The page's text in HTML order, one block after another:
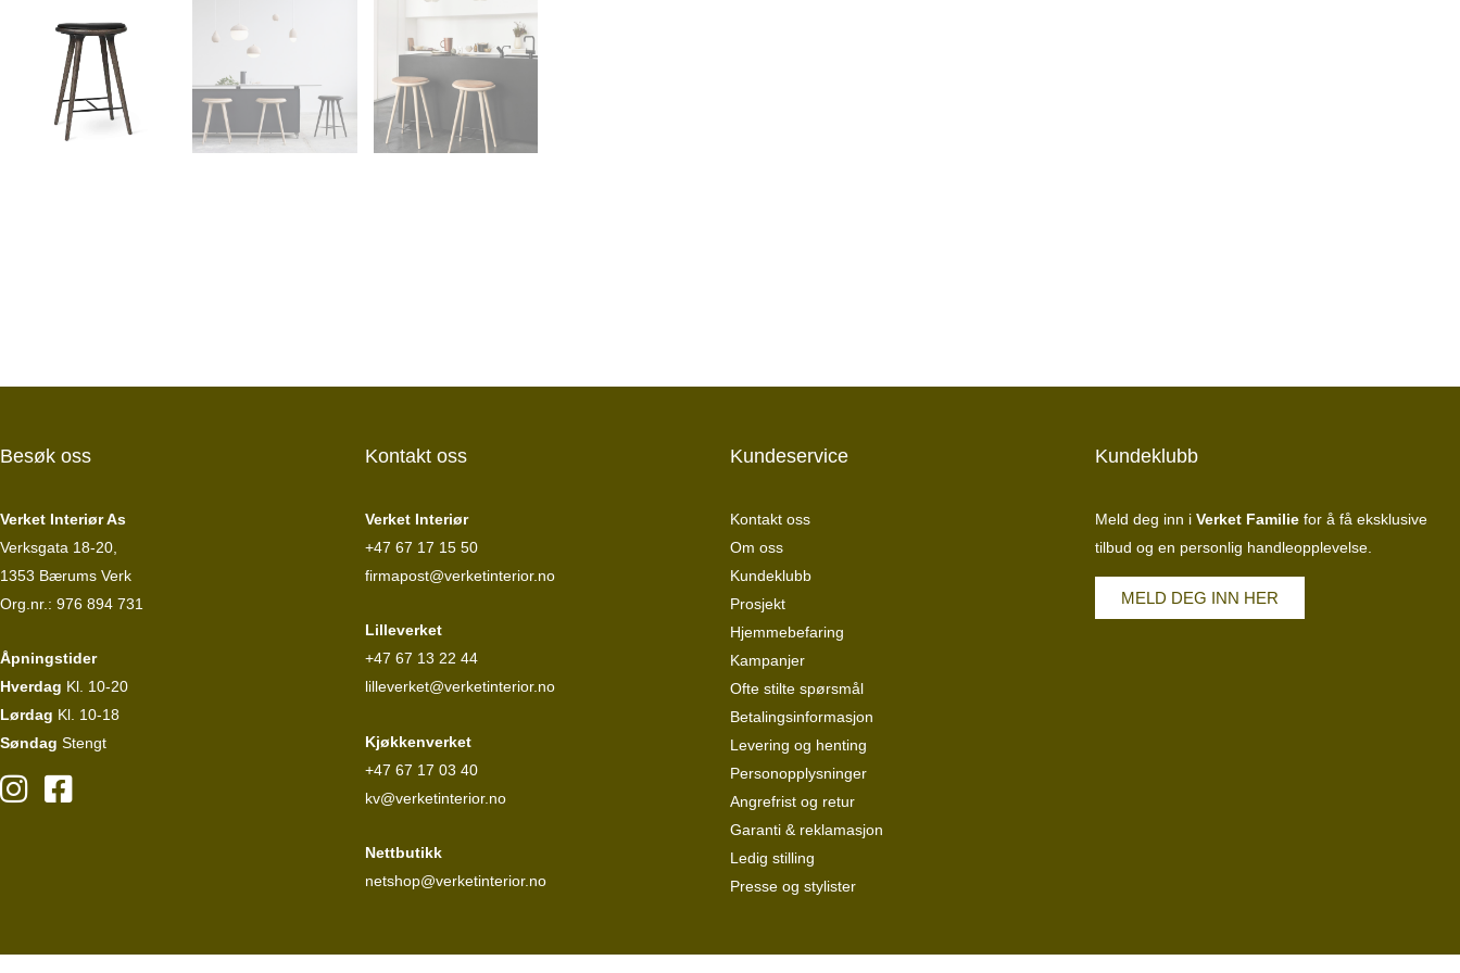
Besøk oss
Verket Interiør As
Verksgata 18-20,
1353 Bærums Verk
Org.nr.: 976 894 731
Åpningstider
Hverdag Kl. 10-20
Lørdag Kl. 10-18
Søndag Stengt
Kontakt oss
Verket Interiør
+47 67 17 15 50
firmapost@verketinterior.no
Lilleverket
+47 67 13 22 44
lilleverket@verketinterior.no
Kjøkkenverket
+47 67 17 03 40
kv@verketinterior.no
Nettbutikk
netshop@verketinterior.no
Kundeservice
Kontakt oss
Om oss
Kundeklubb
Prosjekt
Hjemmebefaring
Kampanjer
Ofte stilte spørsmål
Betalingsinformasjon
Levering og henting
Personopplysninger
Angrefrist og retur
Garanti & reklamasjon
Ledig stilling
Presse og stylister
Kundeklubb
Meld deg inn i Verket Familie for å få eksklusive
tilbud og en personlig handleopplevelse.
MELD DEG INN HER